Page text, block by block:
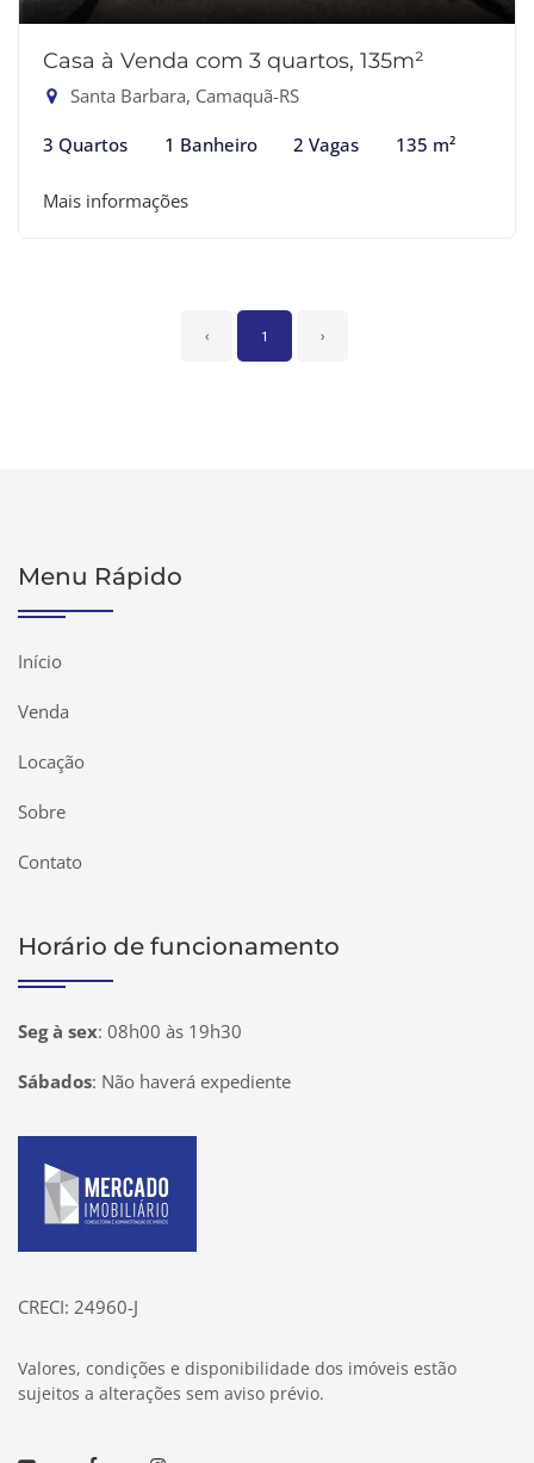
Casa à Venda com 3 quartos, 135m²
Santa Barbara, Camaquã-RS
3 Quartos 1 Banheiro 2 Vagas 135 m²
Mais informações
‹ 1 ›
Menu Rápido
Início
Venda
Locação
Sobre
Contato
Horário de funcionamento
Seg à sex: 08h00 às 19h30
Sábados: Não haverá expediente
CRECI: 24960-J
Valores, condições e disponibilidade dos imóveis estão
sujeitos a alterações sem aviso prévio.